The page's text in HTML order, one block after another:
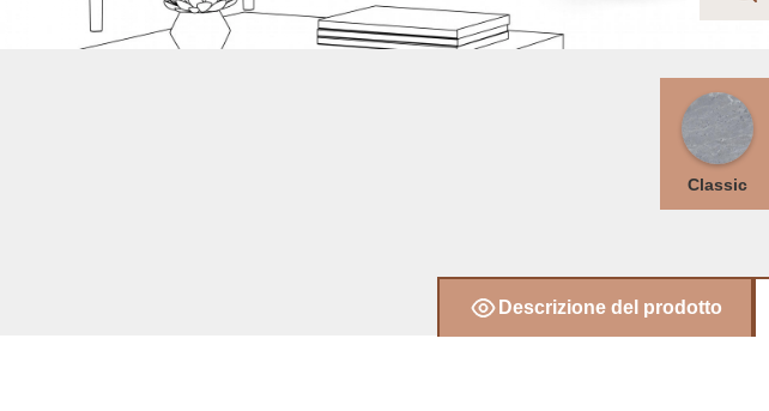
Classic
Descrizione del prodotto